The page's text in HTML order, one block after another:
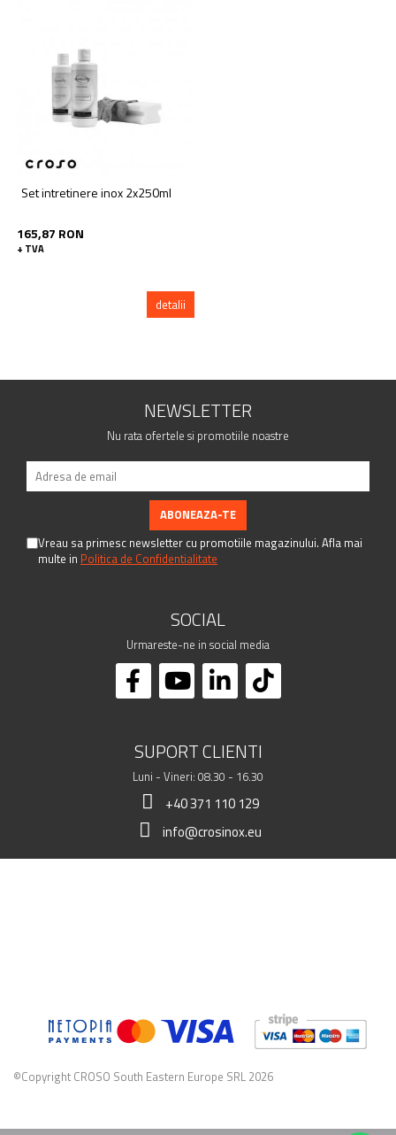
Set intretinere inox 2x250ml
165,87 RON
+ TVA
detalii
NEWSLETTER
Nu rata ofertele si promotiile noastre
Vreau sa primesc newsletter cu promotiile magazinului. Afla mai
multe in Politica de Confidentialitate
SOCIAL
Urmareste-ne in social media
SUPORT CLIENTI
Luni - Vineri: 08.30 - 16.30
+40 371 110 129
info@crosinox.eu
©Copyright CROSO South Eastern Europe SRL 2026